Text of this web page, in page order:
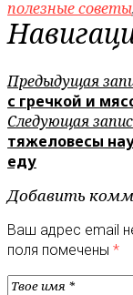
полезные советы
Предыдущая
с гречкой и
Следующая
тяжеловесы
еду
Добавить
Ваш адрес email
поля помечены *